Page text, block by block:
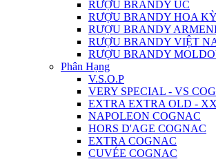
RƯỢU BRANDY ÚC
RƯỢU BRANDY HOA KỲ
RƯỢU BRANDY
RƯỢU BRANDY VIỆT
RƯỢU BRANDY
Phân Hạng
V.S.O.P
VERY SPECIAL - VS
EXTRA EXTRA OLD -
NAPOLEON COGNAC
HORS D'AGE COGNAC
EXTRA COGNAC
CUVÉE COGNAC